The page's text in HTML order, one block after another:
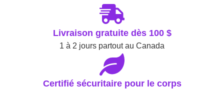
Livraison gratuite dès 100 $
1 à 2 jours partout au Canada
Certifié sécuritaire pour le corps